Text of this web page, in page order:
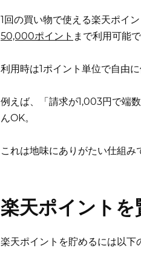
1回の買い物で使える楽天ポイ
50,000ポイント まで利用可能で
利用時は1ポイント単位で自由に
例えば、「請求が1,003円で端
んOK。
これは地味にありがたい仕組み
楽天ポイント
楽天ポイントを貯めるには以下